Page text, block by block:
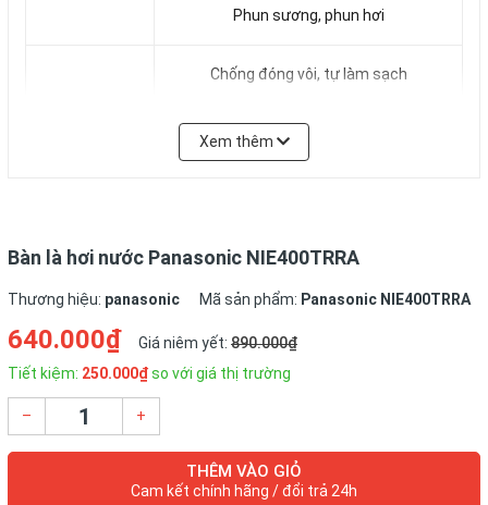
Phun sương, phun hơi
Chống đóng vôi, tự làm sạch
Mặt đế cong, tròn dễ dàng thao tác khi
ủi
Xem thêm
Bàn là hơi nước Panasonic NIE400TRRA
Thương hiệu: panasonic Mã sản phẩm: Panasonic NIE400TRRA
640.000₫ Giá niêm yết: 890.000₫
Tiết kiệm: 250.000₫so với giá thị trường
– +
THÊM VÀO GIỎ
Cam kết chính hãng / đổi trả 24h